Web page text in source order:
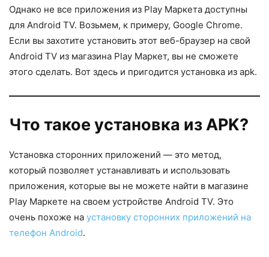
Однако не все приложения из Play Маркета доступны
для Android TV. Возьмем, к примеру, Google Chrome.
Если вы захотите установить этот веб-браузер на свой
Android TV из магазина Play Маркет, вы не сможете
этого сделать. Вот здесь и пригодится установка из apk.
Что такое установка из APK?
Установка сторонних приложений — это метод,
который позволяет устанавливать и использовать
приложения, которые вы не можете найти в магазине
Play Маркете на своем устройстве Android TV. Это
очень похоже на установку сторонних приложений на
телефон Android.